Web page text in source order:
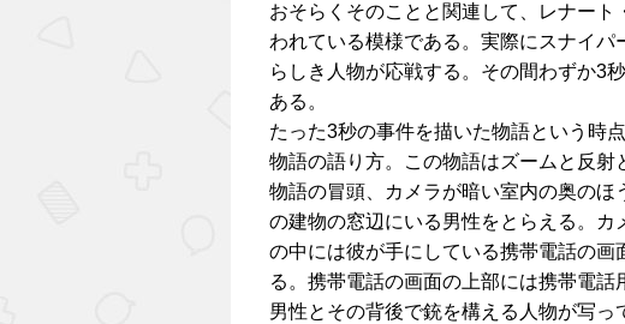
おそらくそのことと関連して、レナー
われている模様である。実際にスナイ
らしき人物が応戦する。その間わずか3
ある。
たった3秒の事件を描いた物語という時
物語の語り方。この物語はズームと反射
物語の冒頭、カメラが暗い室内の奥の
の建物の窓辺にいる男性をとらえる。
の中には彼が手にしている携帯電話の
る。携帯電話の画面の上部には携帯電
男性とその背後で銃を構える人物が写